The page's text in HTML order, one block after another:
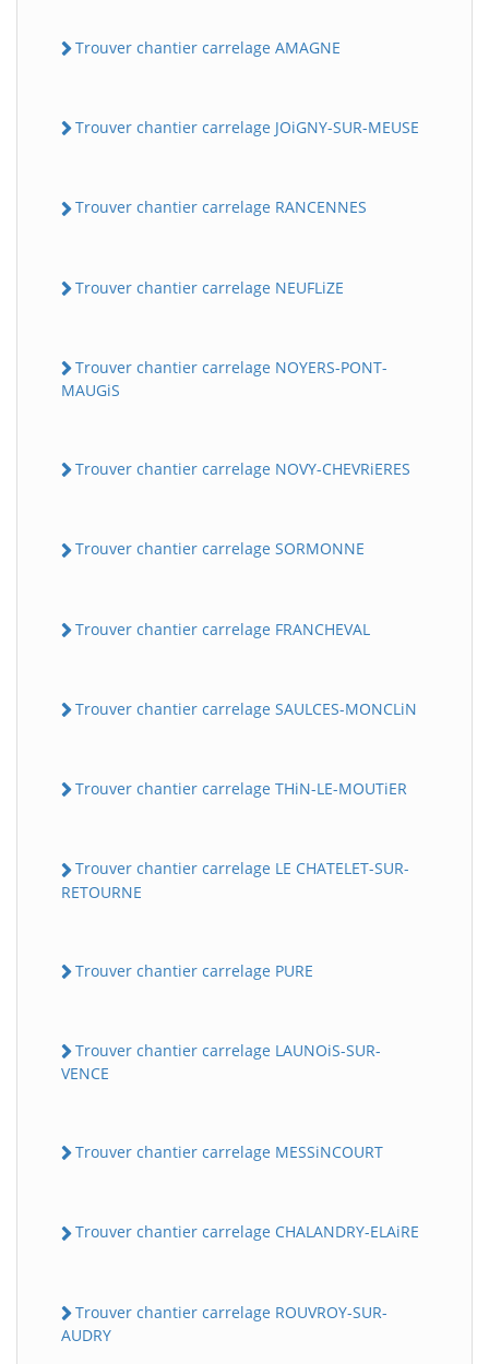
Trouver chantier carrelage AMAGNE
Trouver chantier carrelage JOiGNY-SUR-MEUSE
Trouver chantier carrelage RANCENNES
Trouver chantier carrelage NEUFLiZE
Trouver chantier carrelage NOYERS-PONT-
MAUGiS
Trouver chantier carrelage NOVY-CHEVRiERES
Trouver chantier carrelage SORMONNE
Trouver chantier carrelage FRANCHEVAL
Trouver chantier carrelage SAULCES-MONCLiN
Trouver chantier carrelage THiN-LE-MOUTiER
Trouver chantier carrelage LE CHATELET-SUR-
RETOURNE
Trouver chantier carrelage PURE
Trouver chantier carrelage LAUNOiS-SUR-
VENCE
Trouver chantier carrelage MESSiNCOURT
Trouver chantier carrelage CHALANDRY-ELAiRE
Trouver chantier carrelage ROUVROY-SUR-
AUDRY